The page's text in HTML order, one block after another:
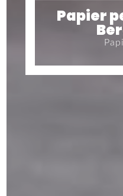
Papier